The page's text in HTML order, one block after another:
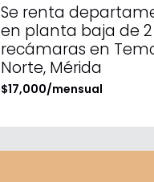
Se renta
en planta baja de 2
recámaras en
Norte, Mérida
$17,000/mensual